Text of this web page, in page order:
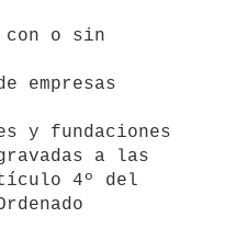
a las
4º del